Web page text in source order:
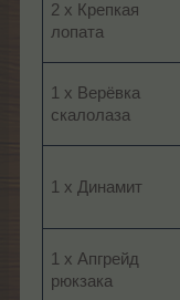
2 x Крепкая
лопата
1 x Верёвка
скалолаза
1 x Динамит
1 x Апгрейд
рюкзака